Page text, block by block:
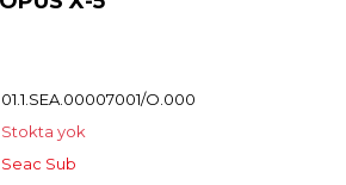
01.1.SEA.00007001/O.000
Stokta yok
Seac Sub